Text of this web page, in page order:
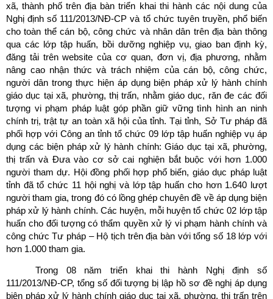
xã, thành phố trên địa bàn triển khai thi hành các nội dung của
Nghị định số 111/2013/NĐ-CP và tổ chức tuyên truyền, phổ biến
cho toàn thể cán bộ, công chức và nhân dân trên địa bàn thông
qua các lớp tập huấn, bồi dưỡng nghiệp vụ, giao ban định kỳ,
đăng tải trên website của cơ quan, đơn vị, địa phương, nhằm
nâng cao nhận thức và trách nhiệm của cán bộ, công chức,
người dân trong thực hiện áp dụng biện pháp xử lý hành chính
giáo dục tại xã, phường, thị trấn, nhằm giáo dục, răn đe các đối
tượng vi phạm pháp luật góp phần giữ vững tình hình an ninh
chính trị, trật tự an toàn xã hội của tỉnh. Tại tỉnh, Sở Tư pháp đã
phối hợp với Công an tỉnh tổ chức 09 lớp tập huấn nghiệp vụ áp
dụng các biện pháp xử lý hành chính: Giáo dục tại xã, phường,
thị trấn và Đưa vào cơ sở cai nghiện bắt buộc với hơn 1.000
người tham dự. Hội đồng phối hợp phổ biến, giáo dục pháp luật
tỉnh đã tổ chức 11 hội nghị và lớp tập huấn cho hơn 1.640 lượt
người tham gia, trong đó có lồng ghép chuyên đề về áp dụng biện
pháp xử lý hành chính. Các huyện, mỗi huyện tổ chức 02 lớp tập
huấn cho đối tượng có thẩm quyền xử lý vi phạm hành chính và
công chức Tư pháp – Hộ tịch trên địa bàn với tổng số 18 lớp với
hơn 1.000 tham gia.
Trong 08 năm triển khai thi hành Nghị định số
111/2013/NĐ-CP, tổng số đối tượng bị lập hồ sơ đề nghị áp dụng
biện pháp xử lý hành chính giáo dục tại xã, phường, thị trấn trên